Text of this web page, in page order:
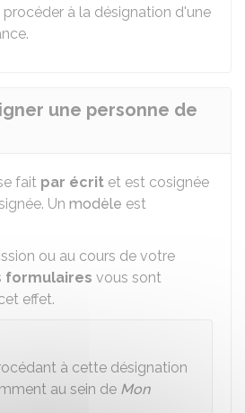
à la désignation d'une
une personne de
fait par écrit et est cosignée
Un modèle est
ou au cours de votre
formulaires vous sont
effet.
à cette désignation
au sein de Mon